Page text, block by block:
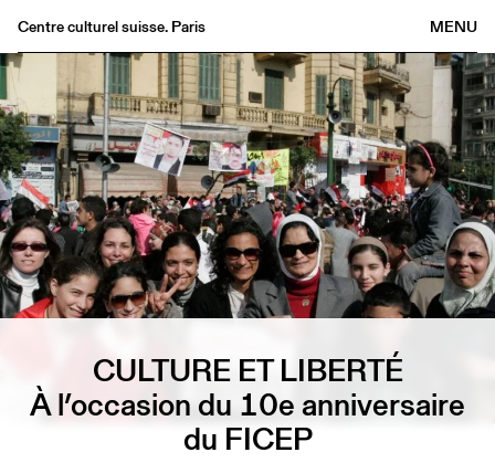
MENU
Centre culturel suisse. Paris
Agenda
Bookshop
Buvette
Archives
Medias
Publications
About
FR/EN
CULTURE ET LIBERTÉ
À l’occasion du 10e anniversaire
du FICEP